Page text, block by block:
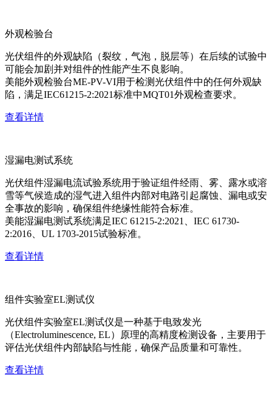
外观检验台
光伏组件的外观缺陷（裂纹，气泡，脱层等）在后续的试验中
可能会加剧并对组件的性能产生不良影响。
美能外观检验台ME-PV-VI用于检测光伏组件中的任何外观缺
陷，满足IEC61215-2:2021标准中MQT01外观检查要求。
查看详情
湿漏电测试系统
光伏组件湿漏电流试验系统用于验证组件经雨、雾、露水或溶
雪等气候造成的湿气进入组件内部对电路引起腐蚀、漏电或安
全事故的影响，确保组件绝缘性能符合标准。
美能湿漏电测试系统满足IEC 61215-2:2021、IEC 61730-
2:2016、UL 1703-2015试验标准。
查看详情
组件实验室EL测试仪
光伏组件实验室EL测试仪是一种基于电致发光
（Electroluminescence, EL）原理的高精度检测设备，主要用于
评估光伏组件内部缺陷与性能，确保产品质量和可靠性。
查看详情